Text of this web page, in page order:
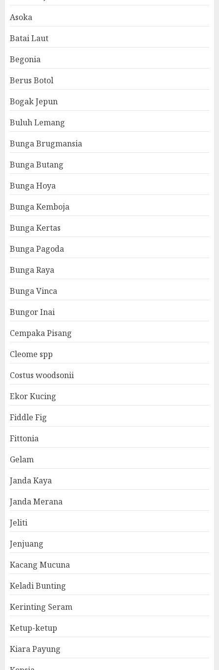
Asoka
Batai Laut
Begonia
Berus Botol
Bogak Jepun
Buluh Lemang
Bunga Brugmansia
Bunga Butang
Bunga Hoya
Bunga Kemboja
Bunga Kertas
Bunga Pagoda
Bunga Raya
Bunga Vinca
Bungor Inai
Cempaka Pisang
Cleome spp
Costus woodsonii
Ekor Kucing
Fiddle Fig
Fittonia
Gelam
Janda Kaya
Janda Merana
Jeliti
Jenjuang
Kacang Mucuna
Keladi Bunting
Kerinting Seram
Ketup-ketup
Kiara Payung